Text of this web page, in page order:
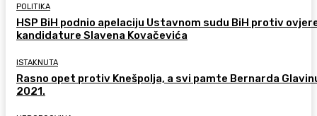
POLITIKA
HSP BiH podnio apelaciju Ustavnom sudu BiH protiv
kandidature Slavena Kovačevića
ISTAKNUTA
Rasno opet protiv Knešpolja, a svi pamte Bernarda
2021.